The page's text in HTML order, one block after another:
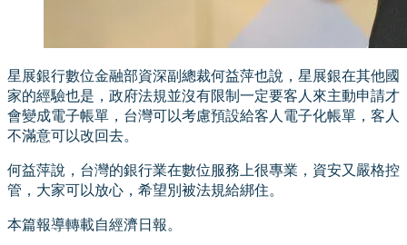
星展銀行數位金融部資深副總裁何益萍也說，星展銀在其他國
家的經驗也是，政府法規並沒有限制一定要客人來主動申請才
會變成電子帳單，台灣可以考慮預設給客人電子化帳單，客人
不滿意可以改回去。
何益萍說，台灣的銀行業在數位服務上很專業，資安又嚴格控
管，大家可以放心，希望別被法規給綁住。
本篇報導轉載自經濟日報。